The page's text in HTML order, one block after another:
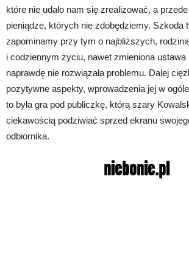
które nie udało nam się zrealizować, a
pieniądze, których nie zdobędziemy. Szkoda
zapominamy przy tym o najbliższych,
i codziennym życiu, nawet zmieniona ustawa
naprawdę nie rozwiązała problemu. Dalej
pozytywne aspekty, wprowadzenia jej w
to była gra pod publiczkę, którą szary
ciekawością podziwiać sprzed ekranu
odbiornika.